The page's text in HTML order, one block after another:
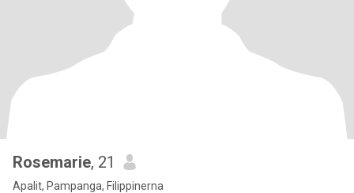
Rosemarie, 21
Apalit, Pampanga, Filippinerna